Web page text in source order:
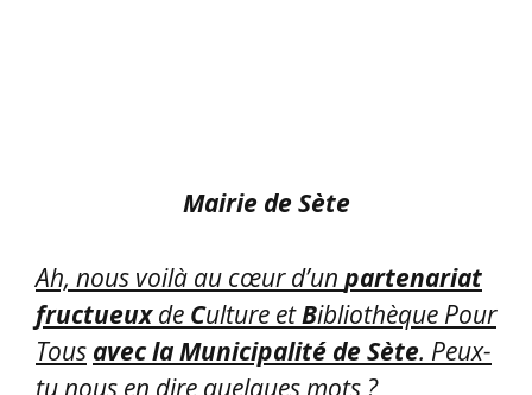
deCulture etBibliothèque Pour
tu nous en dire quelques mots ?
Déjà, ce qui est très appréciable, c’est
que nous disposons d’un local très
central, face à la Poste, baptisé